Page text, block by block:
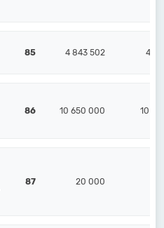
85 4 843 502 4
86 10 650 000 10
87 20 000